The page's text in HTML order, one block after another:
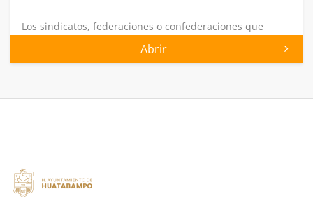
Los sindicatos, federaciones o confederaciones que
reciban y ejerzan recursos públicos deb
Abrir